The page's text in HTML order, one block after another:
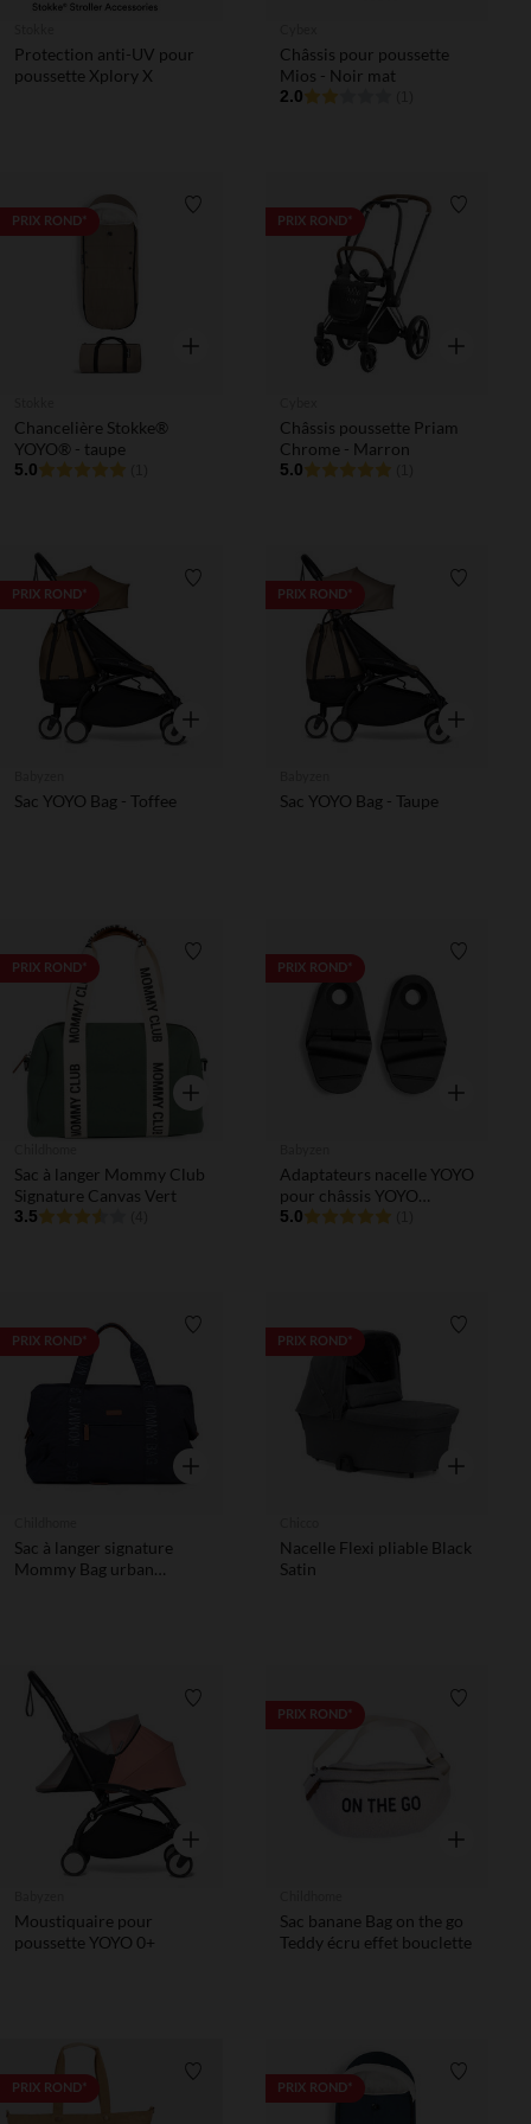
Protection anti-UV pour
poussette Xplory X
Châssis pour poussette
Mios - Noir mat
2.0
PRIX ROND* Liste de souhaits
Aperçu rapide
Chancelière Stokke®
YOYO® - taupe
5.0
PRIX ROND*
Aperçu
Châssis poussette Priam
Chrome - Marron
5.0
PRIX ROND* Liste de souhaits
Aperçu rapide
Sac YOYO Bag - Toffee
PRIX ROND*
Aperçu
Sac YOYO Bag - Taupe
PRIX ROND* Liste de souhaits
Aperçu rapide
Sac à langer Mommy Club
Signature Canvas Vert
3.5
PRIX ROND*
Aperçu
Adaptateurs nacelle YOYO
pour châssis YOYO
connect
5.0
PRIX ROND* Liste de souhaits
Aperçu rapide
Sac à langer signature
Mommy Bag urban
PRIX ROND*
Aperçu
Nacelle Flexi pliable Black
Satin
Liste de souhaits
Aperçu rapide
Moustiquaire pour
poussette YOYO 0+
PRIX ROND*
Aperçu
Sac banane Bag on the go
Teddy écru effet bouclette
PRIX ROND* Liste de souhaits
PRIX ROND*